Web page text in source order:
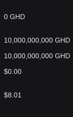
0 GHD
10,000,000,000 GHD
10,000,000,000 GHD
$0.00
$8.01